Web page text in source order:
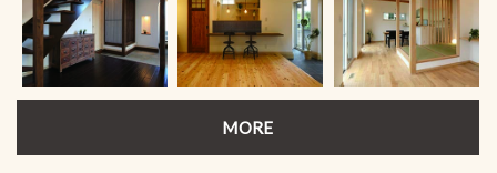
MORE